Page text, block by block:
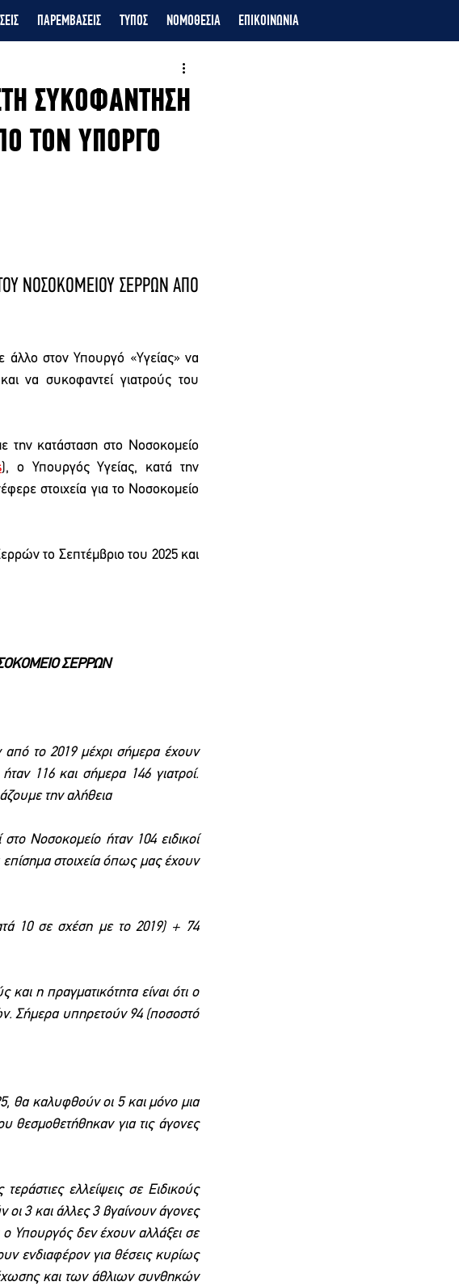
ΠΑΡΕΜΒΑΣΕΙΣ ΤΥΠΟΣ ΝΟΜΟΘΕΣΙΑ ΕΠΙΚΟΙΝΩΝΙΑ
ΣΥΚΟΦΑΝΤΗΣΗ
ΤΟΝ ΥΠΟΡΓΟ
ΝΟΣΟΚΟΜΕΙΟΥ ΣΕΡΡΩΝ ΑΠΟ
άλλο στον Υπουργό «Υγείας» να
να συκοφαντεί γιατρούς του
την κατάσταση στο Νοσοκομείο
), ο Υπουργός Υγείας, κατά την
στοιχεία για το Νοσοκομείο
το Σεπτέμβριο του 2025 και
ΣΕΡΡΩΝ
από το 2019 μέχρι σήμερα έχουν
116 και σήμερα 146 γιατροί.
την αλήθεια
στο Νοσοκομείο ήταν 104 ειδικοί
επίσημα στοιχεία όπως μας έχουν
10 σε σχέση με το 2019) + 74
η πραγματικότητα είναι ότι ο
Σήμερα υπηρετούν 94 (ποσοστό
θα καλυφθούν οι 5 και μόνο μια
θεσμοθετήθηκαν για τις άγονες
ελλείψεις σε Ειδικούς
3 και άλλες 3 βγαίνουν άγονες
Υπουργός δεν έχουν αλλάξει σε
ενδιαφέρον για θέσεις κυρίως
και των άθλιων συνθηκών